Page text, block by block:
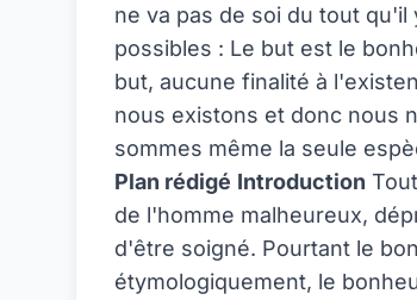
ne va pas de soi du tout
possibles : Le but est le
but, aucune finalité à
nous existons et donc nous
sommes même la seule
Plan rédigé Introduction
de l'homme malheureux,
d'être soigné. Pourtant le
étymologiquement, le